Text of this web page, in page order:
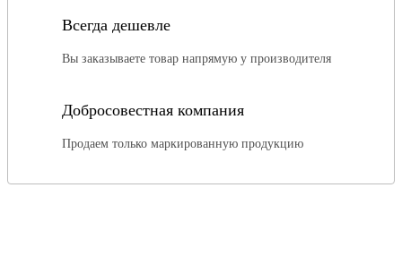
Всегда дешевле
Вы заказываете товар напрямую у производителя
Добросовестная компания
Продаем только маркированную продукцию